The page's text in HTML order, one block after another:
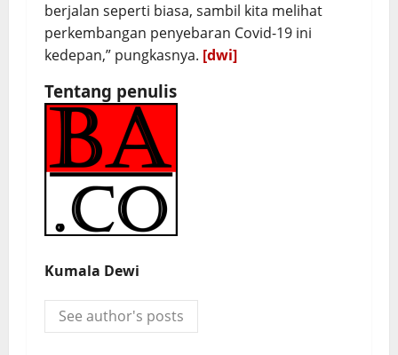
berjalan seperti biasa, sambil kita melihat
perkembangan penyebaran Covid-19 ini
kedepan,” pungkasnya. [dwi]
Tentang penulis
Kumala Dewi
See author's posts